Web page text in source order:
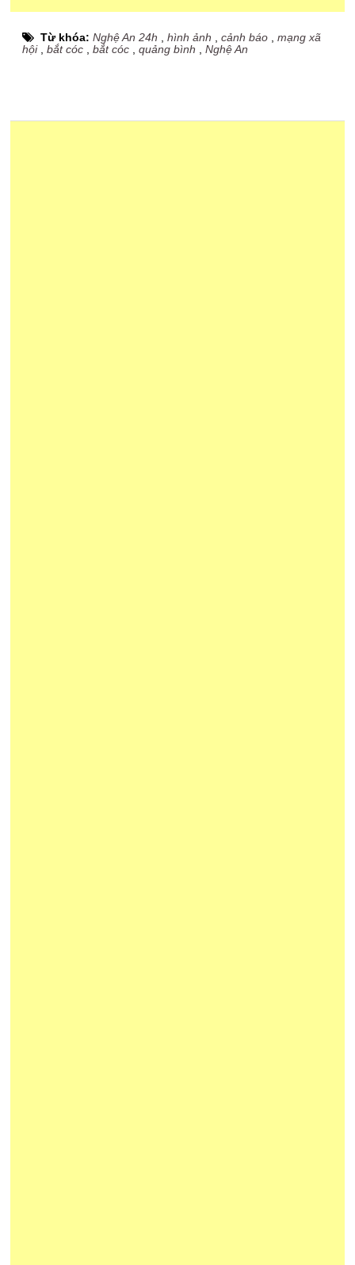
Từ khóa:Nghệ An 24h ,hình ảnh ,cảnh báo ,mạng xã
hội,bắt cóc ,bắt cóc ,quảng bình ,Nghệ An